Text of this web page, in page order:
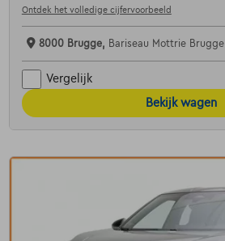
Ontdek het volledige cijfervoorbeeld
8000 Brugge, Bariseau Mottrie Brugge
Vergelijk
Bekijk wagen